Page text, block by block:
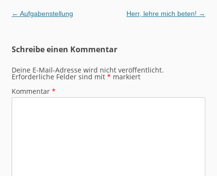
Beitragsnavigation
← Aufgabenstellung Herr, lehre mich beten! →
Schreibe einen Kommentar
Deine E-Mail-Adresse wird nicht veröffentlicht.
Erforderliche Felder sind mit * markiert
Kommentar *